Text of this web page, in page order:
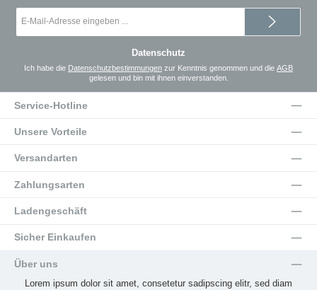
Mail-
Datenschutz
Ich habe die Datenschutzbestimmungen zur Kenntnis genommen und die AGB
gelesen und bin mit ihnen einverstanden.
Service-Hotline
Unsere Vorteile
Versandarten
Zahlungsarten
Ladengeschäft
Sicher Einkaufen
Über uns
Lorem ipsum dolor sit amet, consetetur sadipscing elitr, sed diam